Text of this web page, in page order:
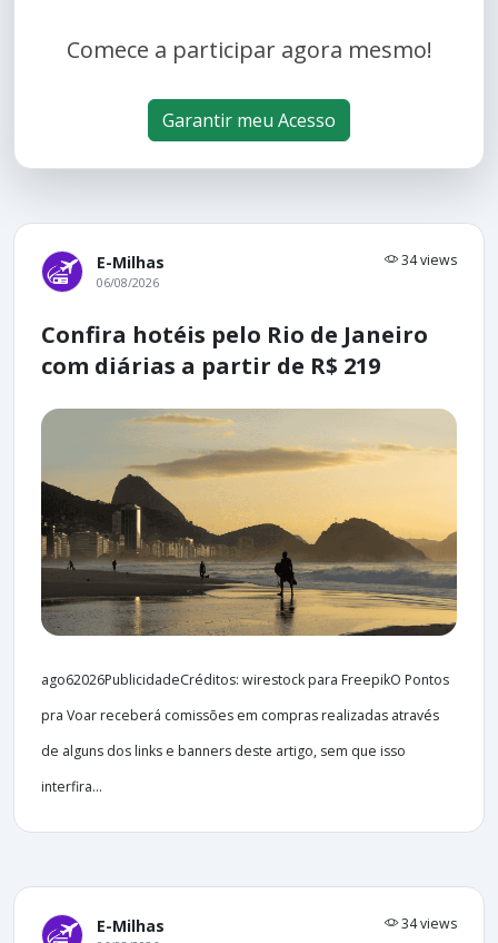
Comece a participar agora mesmo!
Garantir meu Acesso
E-Milhas 34 views
06/08/2026
Confira hotéis pelo Rio de Janeiro
com diárias a partir de R$ 219
ago62026PublicidadeCréditos: wirestock para FreepikO Pontos
pra Voar receberá comissões em compras realizadas através
de alguns dos links e banners deste artigo, sem que isso
interfira...
E-Milhas 34 views